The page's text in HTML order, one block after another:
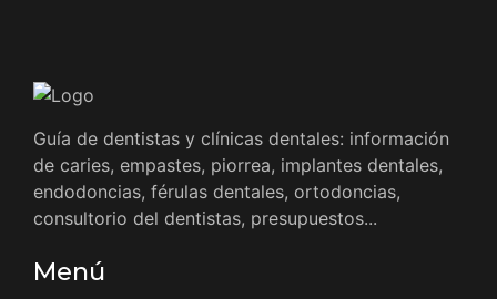
Guía de dentistas y clínicas dentales: información
de caries, empastes, piorrea, implantes dentales,
endodoncias, férulas dentales, ortodoncias,
consultorio del dentistas, presupuestos...
Menú